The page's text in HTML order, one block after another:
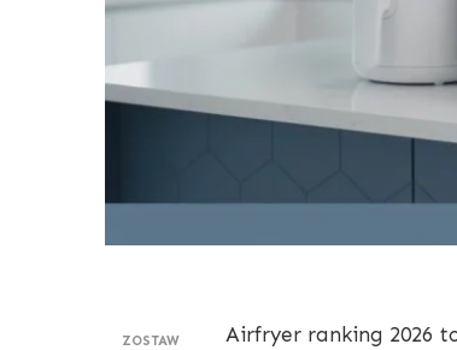
ZOSTAW
Airfryer ranking 2026